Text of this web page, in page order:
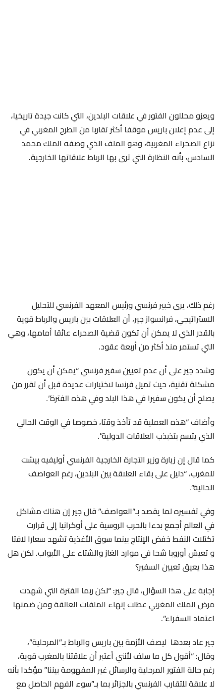
ويعزو محللون الفتور في علاقات البلدين، التي كانت جيدة تاريخيا،
إلى عدم إعلان باريس موقفا أكثر تقاربا من الطرح المغربي في
نزاع الصحراء المغربية، وهو الملف الذي وصفه الملك محمد
السادس، بأنه النظارة التي ترى بها الرباط علاقاتها الخارجية.
رغم ذلك، يرى خبير فرنسي ورئيس المعهد الفرنسي للتحليل
الاستراتيجي، فرانسواز جير، أن العلاقات بين باريس والرباط قوية
بالقدر الذي لا يمكن أن تكون قضية الصحراء عائقا أمامها، وهي
التي تستمر منذ أكثر من أربعة عقود.
وشدد جير على أن عدم تعيين سفير فرنسي “يمكن أن يكون
مشكلة تقنية، حيث تميل فرنسا لاختيارات عديدة قبل أن تقرر من
يصلح أن يكون سفيرا في هذا البلد وفي هذه الفترة”.
وأضاف “هذه العملية قد تأخذ وقتا، خصوصا في الوقت الحالي
الذي يتسم بتذبذب العلاقات الدولية”.
كما قال إن زيارة وزير التجارة الخارجية الفرنسي أوليفيه بيشت
للمغرب، “دليل على بقاء العلاقة بين البلدين، رغم العواصف
الحالية”.
وفي تفسيره لما يقصد بـ”العواصف” قال جير إن هناك مشاكل
في العالم أجمع بدءا بالحرب الروسية على أوكرانيا إلى قرارت
تكتلات النفط خفض الإنتاج بينما سوق الأغذية تشهد سعارا لافتا
و تعيش أوروبا شحا في موارد الغاز والشتاء على الأبواب. لكن هل
هذا يعيق تعيين السفير؟
إجابة على هذا السؤال، قال جير: “لكن ربما الفترة التي شهدت
مرض الملك المغربي عطلت إنهاء الملفات العالقة ومن ضمنها
اعتماد السفراء”.
جير عاد بعدها ليصف الأزمة بين باريس والرباط بـ”المرحلية”،
وقال: “أقول كل ما سلف لأنني أعتبر أن علاقتنا بالمغرب قوية،
رغم حالة الفتور المرحلية والرسائل غير المفهومة بيننا” مؤكدا بأنه
لا علاقة للتقارب الفرنسي بالجزائر بما بـ”سوء الفهم الحاصل مع